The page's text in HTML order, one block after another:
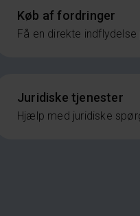
Køb af fordringer
Få en direkte
Juridiske tjenester
Hjælp med juridiske